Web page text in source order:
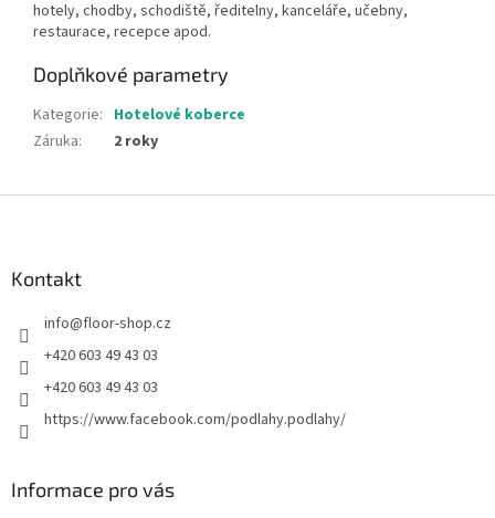
hotely, chodby, schodiště, ředitelny, kanceláře, učebny,
restaurace, recepce apod.
Doplňkové parametry
Kategorie: Hotelové koberce
Záruka: 2 roky
Kontakt
info@floor-shop.cz
+420 603 49 43 03
+420 603 49 43 03
https://www.facebook.com/podlahy.podlahy/
Informace pro vás